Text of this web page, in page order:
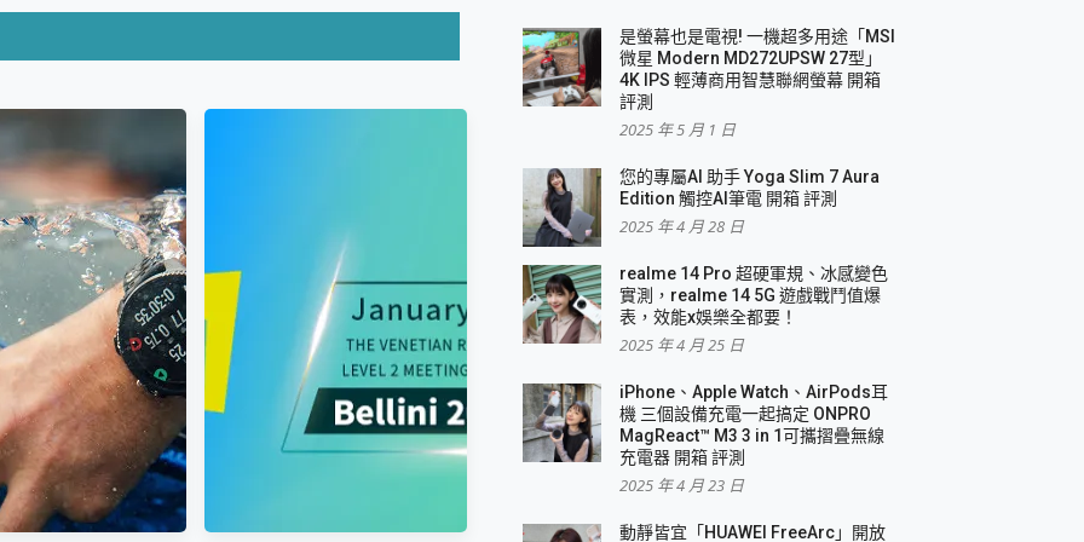
是螢幕也是電視! 一機超多用途「MSI
微星 Modern MD272UPSW 27型」
4K IPS 輕薄商用智慧聯網螢幕 開箱
評測
2025 年 5 月 1 日
您的專屬AI 助手 Yoga Slim 7 Aura
Edition 觸控AI筆電 開箱 評測
2025 年 4 月 28 日
realme 14 Pro 超硬軍規、冰感變色
實測，realme 14 5G 遊戲戰鬥值爆
表，效能x娛樂全都要！
2025 年 4 月 25 日
iPhone、Apple Watch、AirPods耳
機 三個設備充電一起搞定 ONPRO
MagReact™ M3 3 in 1可攜摺疊無線
充電器 開箱 評測
2025 年 4 月 23 日
動靜皆宜「HUAWEI FreeArc」開放